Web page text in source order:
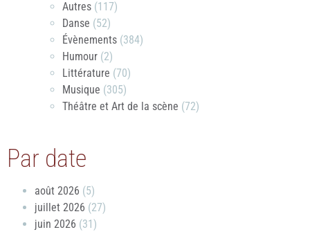
Autres (117)
Danse (52)
Évènements (384)
Humour (2)
Littérature (70)
Musique (305)
Théâtre et Art de la scène (72)
Par date
août 2026 (5)
juillet 2026 (27)
juin 2026 (31)